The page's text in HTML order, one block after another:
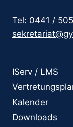
Tel: 0441 /
IServ / LMS
Kalender
Downloads